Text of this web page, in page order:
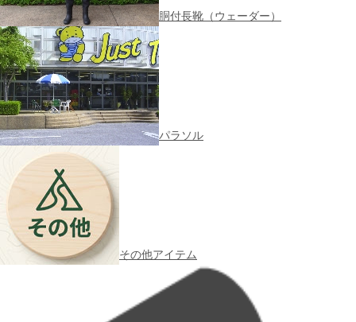
胴付長靴（ウェーダー）
パラソル
その他アイテム